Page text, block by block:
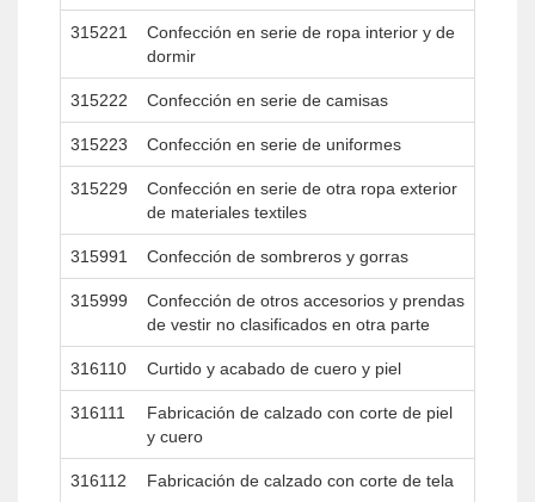
315221
Confección en serie de ropa interior y de
dormir
315222 Confección en serie de camisas
315223 Confección en serie de uniformes
315229
Confección en serie de otra ropa exterior
de materiales textiles
315991 Confección de sombreros y gorras
315999
Confección de otros accesorios y prendas
de vestir no clasificados en otra parte
316110 Curtido y acabado de cuero y piel
316111
Fabricación de calzado con corte de piel
y cuero
316112 Fabricación de calzado con corte de tela